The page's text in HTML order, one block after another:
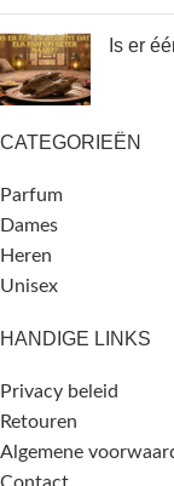
Is er
CATEGORIEËN
Parfum
Dames
Heren
Unisex
HANDIGE LINKS
Privacy beleid
Retouren
Algemene